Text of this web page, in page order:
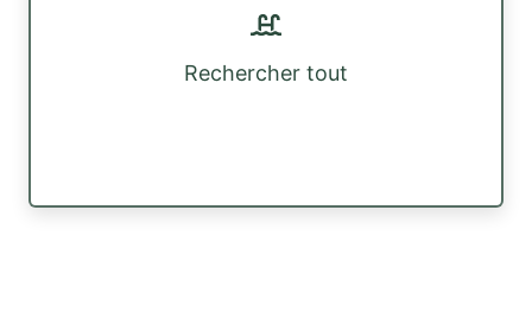
Rechercher tout